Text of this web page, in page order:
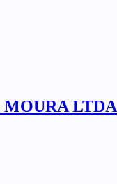
MOURA LTDA